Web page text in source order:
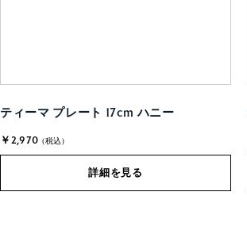
ティーマ プレート 17cm ハニー
￥2,970 (税込)
詳細を見る